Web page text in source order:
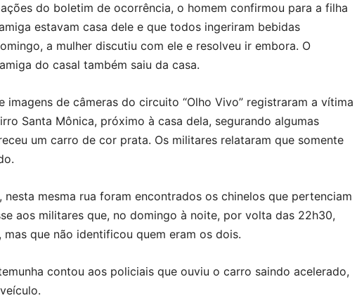
do boletim de ocorrência, o homem confirmou para a filha
estavam casa dele e que todos ingeriram bebidas
a mulher discutiu com ele e resolveu ir embora. O
do casal também saiu da casa.
imagens de câmeras do circuito “Olho Vivo” registraram a vítima
Santa Mônica, próximo à casa dela, segurando algumas
um carro de cor prata. Os militares relataram que somente
mesma rua foram encontrados os chinelos que pertenciam
aos militares que, no domingo à noite, por volta das 22h30,
que não identificou quem eram os dois.
contou aos policiais que ouviu o carro saindo acelerado,